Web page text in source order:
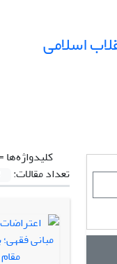
اسلامی
کلیدواژه‌ها
تعداد مقالات: